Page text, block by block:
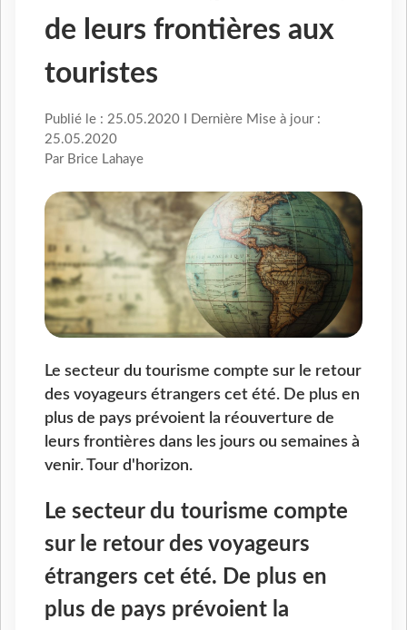
de leurs frontières aux
touristes
Publié le : 25.05.2020 I Dernière Mise à jour :
25.05.2020
Par Brice Lahaye
Le secteur du tourisme compte sur le retour
des voyageurs étrangers cet été. De plus en
plus de pays prévoient la réouverture de
leurs frontières dans les jours ou semaines à
venir. Tour d'horizon.
Le secteur du tourisme compte
sur le retour des voyageurs
étrangers cet été. De plus en
plus de pays prévoient la